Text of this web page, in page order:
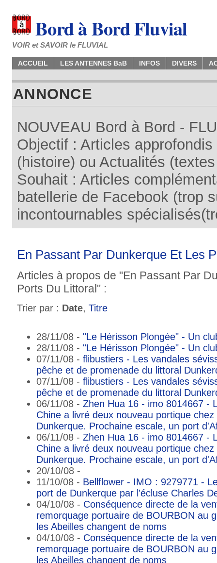
Bord à Bord Fluvial
VOIR et SAVOIR le FLUVIAL
ACCUEIL LES ANTENNES BaB INFOS DIVERS
ANNONCE
NOUVEAU Bord à Bord -
Objectif : Articles
(histoire) ou Actualités
Souhait : Articles
batellerie de Facebook (trop
incontournables
En Passant Par Dunkerque Et Les
Articles à propos de "En Passant Par
Ports Du Littoral" :
Trier par : Date, Titre
28/11/08 - "Le Hérisson Plongée" - Un
28/11/08 - "Le Hérisson Plongée" - Un
07/11/08 - flibustiers - Les vandales
pêche et de promenade du littoral
07/11/08 - flibustiers - Les vandales
pêche et de promenade du littoral
06/11/08 - Zhen Hua 16 - imo 8014667 -
Chine a livré deux nouveau portique chez
Dunkerque. Prochaine escale, un port
06/11/08 - Zhen Hua 16 - imo 8014667 -
Chine a livré deux nouveau portique chez
Dunkerque. Prochaine escale, un port
20/10/08 -
11/10/08 - Bellflower - IMO : 9279771 -
port de Dunkerque par l'écluse Charles
04/10/08 - Conséquence directe de la
remorquage portuaire de BOURBON au
les Abeilles changent de noms
04/10/08 - Conséquence directe de la
remorquage portuaire de BOURBON au
les Abeilles changent de noms